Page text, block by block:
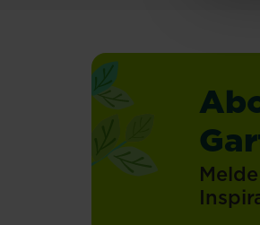
was
es
Schöneres?
beliebt
für
Balkonbepflanzung